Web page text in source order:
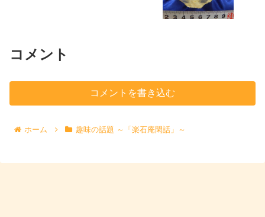
コメント
コメントを書き込む
ホーム 趣味の話題 ～「楽石庵閑話」～